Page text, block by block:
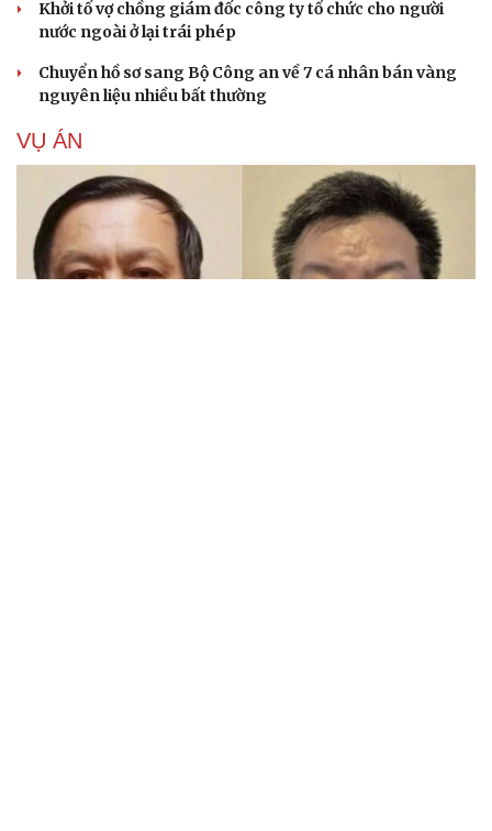
Khởi tố vợ chồng giám đốc công ty tổ chức cho người
nước ngoài ở lại trái phép
Chuyển hồ sơ sang Bộ Công an về 7 cá nhân bán vàng
nguyên liệu nhiều bất thường
VỤ ÁN